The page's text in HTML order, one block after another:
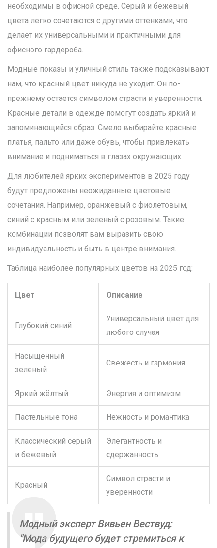
необходимы в офисной среде. Серый и бежевый
цвета легко сочетаются с другими оттенками, что
делает их универсальными и практичными для
офисного гардероба.
Модные показы и уличный стиль также подсказывают
нам, что красный цвет никуда не уходит. Он по-
прежнему остается символом страсти и уверенности.
Красные детали в одежде помогут создать яркий и
запоминающийся образ. Смело выбирайте красные
платья, пальто или даже обувь, чтобы привлекать
внимание и подниматься в глазах окружающих.
Для любителей ярких экспериментов в 2025 году
будут предложены неожиданные цветовые
сочетания. Например, оранжевый с фиолетовым,
синий с красным или зеленый с розовым. Такие
комбинации позволят вам выразить свою
индивидуальность и быть в центре внимания.
Таблица наиболее популярных цветов на 2025 год:
Цвет Описание
Глубокий синий
Универсальный цвет для
любого случая
Насыщенный
зеленый
Свежесть и гармония
Яркий жёлтый Энергия и оптимизм
Пастельные тона Нежность и романтика
Классический серый
и бежевый
Элегантность и
сдержанность
Красный
Символ страсти и
уверенности
Модный эксперт Вивьен Вествуд:
"Мода будущего будет стремиться к